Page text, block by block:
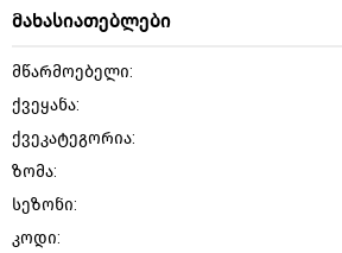
მახასიათებლები
მწარმოებელი:
ქვეყანა:
ქვეკატეგორია:
ზომა:
სეზონი:
კოდი: